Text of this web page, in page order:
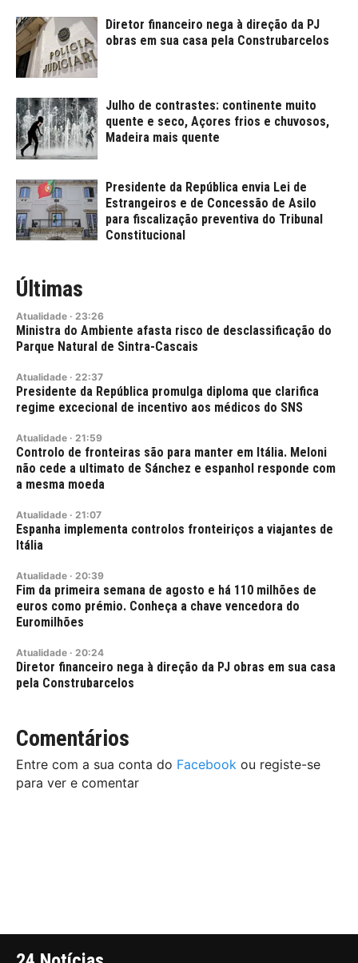
Diretor financeiro nega à direção da PJ
obras em sua casa pela Construbarcelos
Julho de contrastes: continente muito
quente e seco, Açores frios e chuvosos,
Madeira mais quente
Presidente da República envia Lei de
Estrangeiros e de Concessão de Asilo
para fiscalização preventiva do Tribunal
Constitucional
Últimas
Atualidade · 23:26
Ministra do Ambiente afasta risco de desclassificação do
Parque Natural de Sintra-Cascais
Atualidade · 22:37
Presidente da República promulga diploma que clarifica
regime excecional de incentivo aos médicos do SNS
Atualidade · 21:59
Controlo de fronteiras são para manter em Itália. Meloni
não cede a ultimato de Sánchez e espanhol responde com
a mesma moeda
Atualidade · 21:07
Espanha implementa controlos fronteiriços a viajantes de
Itália
Atualidade · 20:39
Fim da primeira semana de agosto e há 110 milhões de
euros como prémio. Conheça a chave vencedora do
Euromilhões
Atualidade · 20:24
Diretor financeiro nega à direção da PJ obras em sua casa
pela Construbarcelos
Comentários
Entre com a sua conta do Facebook ou registe-se
para ver e comentar